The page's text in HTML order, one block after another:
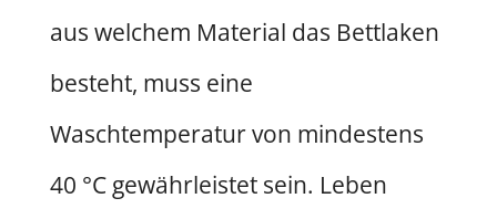
aus welchem Material das Bettlaken
besteht, muss eine
Waschtemperatur von mindestens
40 °C gewährleistet sein. Leben